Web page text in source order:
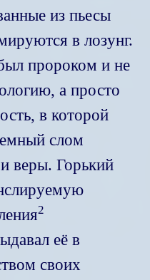
из пьесы
в лозунг.
пророком и не
а просто
в которой
слом
веры. Горький
2
её в
своих